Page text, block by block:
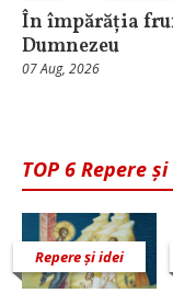
În împărăția
Dumnezeu
07 Aug, 2026
TOP 6 Repere
Repere și idei